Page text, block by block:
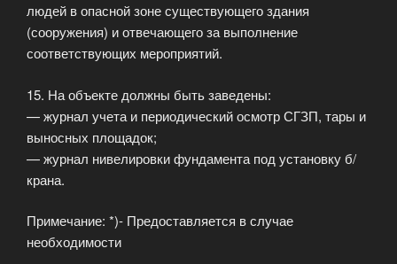
людей в опасной зоне существующего здания
(сооружения) и отвечающего за выполнение
соответствующих мероприятий.
15. На объекте должны быть заведены:
— журнал учета и периодический осмотр СГЗП, тары и
выносных площадок;
— журнал нивелировки фундамента под установку б/
крана.
Примечание: *)- Предоставляется в случае
необходимости